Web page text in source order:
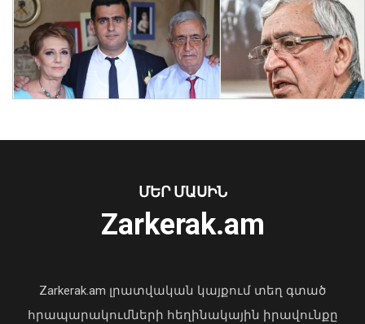
հետազոտությունների դաշնային
«Պարտվեցինք դաժան հիվանդության
04 Օգոստոս, 2026 19:12
ՄԵՐ ՄԱՍԻՆ
Zarkerak.am
Zarkerak.am լրատվական կայքում տեղ գտած
հրապարակումների հեղինակային իրավունքը